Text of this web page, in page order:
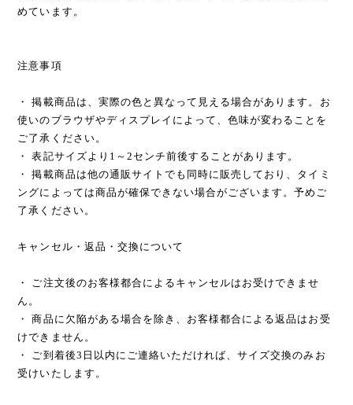
めています。
注意事項
・ 掲載商品は、実際の色と異なって見える場合があります。お
使いのブラウザやディスプレイによって、色味が変わることを
ご了承ください。
・ 表記サイズより1～2センチ前後することがあります。
・ 掲載商品は他の通販サイトでも同時に販売しており、タイミ
ングによっては商品が確保できない場合がございます。予めご
了承ください。
キャンセル・返品・交換について
・ ご注文後のお客様都合によるキャンセルはお受けできませ
ん。
・ 商品に欠陥がある場合を除き、お客様都合による返品はお受
けできません。
・ ご到着後3日以内にご連絡いただければ、サイズ交換のみお
受けいたします。